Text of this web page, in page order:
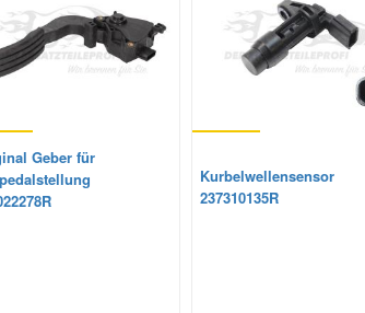
Geber für
Kurbelwellensensor
237310135R